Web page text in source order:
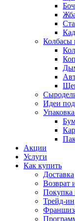
Колбасы
Идеи
Акции
Услуги
Как купить
Доставка
Возврат
Покупка
Трейд-ин